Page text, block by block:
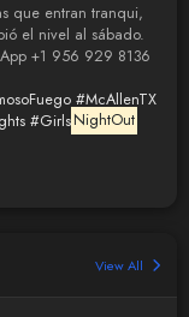
que entran tranqui,
el nivel al sábado.
+1 956 929 8136
#McAllenTX
#GirlsNightOut
View All